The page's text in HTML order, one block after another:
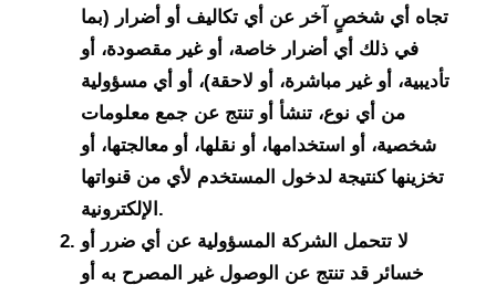
تجاه أي شخصٍ آخر عن أي تكاليف أو أضرار (بما
في ذلك أي أضرار خاصة، أو غير مقصودة، أو
تأديبية، أو غير مباشرة، أو لاحقة)، أو أي مسؤولية
من أي نوع، تنشأ أو تنتج عن جمع معلومات
شخصية، أو استخدامها، أو نقلها، أو معالجتها، أو
تخزينها كنتيجة لدخول المستخدم لأي من قنواتها
الإلكترونية.
لا تتحمل الشركة المسؤولية عن أي ضرر أو
خسائر قد تنتج عن الوصول غير المصرح به أو